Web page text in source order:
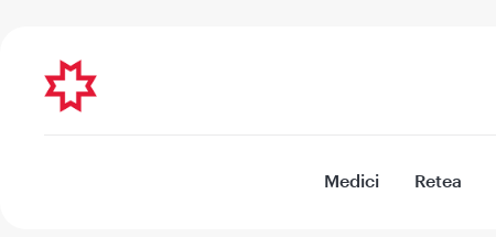
Medici Retea